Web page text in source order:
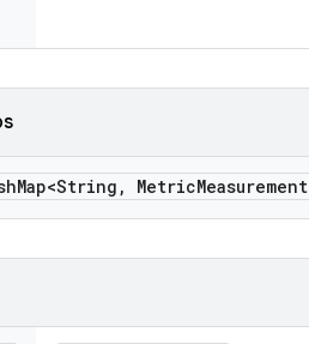
Map<String , MetricMeasurement